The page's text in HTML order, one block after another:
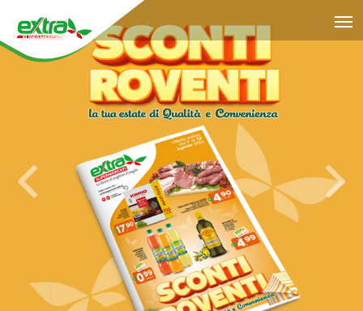
Previous